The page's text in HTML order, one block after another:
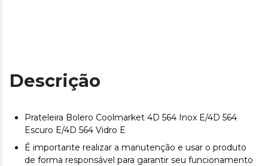
Descrição
Prateleira Bolero Coolmarket 4D 564 Inox E/4D 564
Escuro E/4D 564 Vidro E
É importante realizar a manutenção e usar o produto
de forma responsável para garantir seu funcionamento